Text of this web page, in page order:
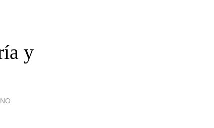
y